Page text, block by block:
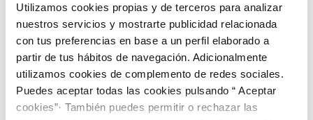
Utilizamos cookies propias y de terceros para analizar
nuestros servicios y mostrarte publicidad relacionada
con tus preferencias en base a un perfil elaborado a
partir de tus hábitos de navegación. Adicionalmente
utilizamos cookies de complemento de redes sociales.
Puedes aceptar todas las cookies pulsando “ Aceptar
cookies”· También puedes permitir o rechazar las
04 FEB 2021
Aquona apuesta por el impulso a la Agenda
2030 como respuesta para salir de la crisis